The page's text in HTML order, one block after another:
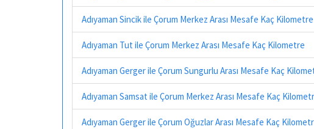
Adıyaman Sincik ile Çorum Merkez Arası Mesafe Kaç Kilometre
Adıyaman Tut ile Çorum Merkez Arası Mesafe Kaç Kilometre
Adıyaman Gerger ile Çorum Sungurlu Arası Mesafe Kaç
Adıyaman Samsat ile Çorum Merkez Arası Mesafe Kaç
Adıyaman Gerger ile Çorum Oğuzlar Arası Mesafe Kaç